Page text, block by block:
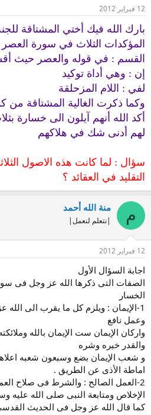
12 فبراير 2012
بارك الله فيك أختي المشتاقة
المؤكدات الثلاث في سورة العصر
القسم : في قوله والعصر حيث
إن : وهي أداة توكيد
لفي : اللام المزحلقة
وكما ذكرت الغالية المشتاقة
أكد الله أنهم آيلون الى خسارة
لهم أدنى شك في هلاكهم
سؤال : لما كانت هذه الاصول
التقليد في العقائد ؟
م منة الله أحمد
|نتعلم لنعمل|
12 فبراير 2012
اجابة السؤال الأول
الصفات التى ذكرها الله عز وجل فى
الخسار
1-الإيمان : ويلزم كل ما يقرب الى
وعمل نافع
واركان الإيمان ست الإيمان بالله
والقدر خيره وشره
و شعب الإيمان بضع وسبعون شعبه اعلاها
اماطة الأذى عن الطريق .
2-العمل الصالح : والشرط فى صلاح
الإخلاص ومتابعة النبى صلى الله عليه
كما قال الله عز وجل فى الحديث القدسى